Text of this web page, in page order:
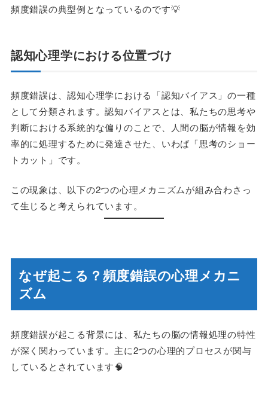
頻度錯誤の典型例となっているのです💡
認知心理学における位置づけ
頻度錯誤は、認知心理学における「認知バイアス」の一種
として分類されます。認知バイアスとは、私たちの思考や
判断における系統的な偏りのことで、人間の脳が情報を効
率的に処理するために発達させた、いわば「思考のショー
トカット」です。
この現象は、以下の2つの心理メカニズムが組み合わさっ
て生じると考えられています。
なぜ起こる？頻度錯誤の心理メカニ
ズム
頻度錯誤が起こる背景には、私たちの脳の情報処理の特性
が深く関わっています。主に2つの心理的プロセスが関与
しているとされています🧠